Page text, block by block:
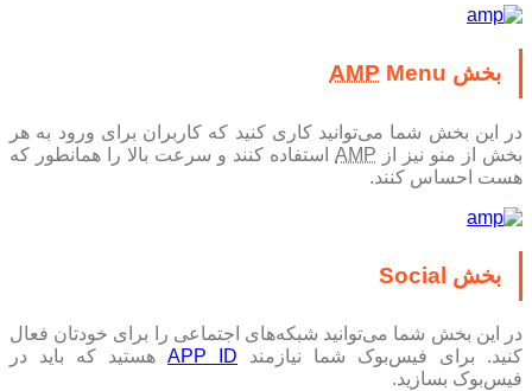
بخش AMPMenu
در این بخش شما می‌توانید کاری کنید که کاربران برای ورود به هر
بخش از منو نیز از
AMPاستفاده کنند و سرعت بالا را همانطور که
هست احساس کنند.
بخش Social
در این بخش شما می‌توانید شبکه‌های اجتماعی را برای خودتان فعال
کنید. برای فیس‌بوک شما نیازمند
APP IDهستید که باید در
فیس‌بوک بسازید.